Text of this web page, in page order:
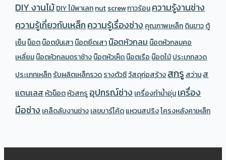
c
h
f
o
DIY งานไม้DIY ไม้พาเลทnutscrewกาวร้อนความรู้งานช่าง
ความรู้เกี่ยวกับเหล็กความรู้เรื่องช่าง คุณภาพเหล็กดินขาวตู้
เย็นน็อตน๊อตขันเสาน๊อตยึดเสาน๊อตหัวกลม น๊อตหัวกลมคอ
เหลี่ยมน๊อตหัวกลมตราช้างน๊อตหัวเห็ดน๊อตเรือน๊อตไม้ประเภทลวด
ประเภทเหล็กรับผลิตเหล็กรวดรางตัวซีวัสดุก่อสร้างสกรู สว่านส
แตนเลส หัวน็อตหัวสกรูอุปกรณ์ช่าง เครื่องทำน้ำอุ่นเครื่อง
มือช่าง เคล็ดลับงานช่างเลขบาร์โค้ดแหวนสปริงโครงหลังคาเหล็ก